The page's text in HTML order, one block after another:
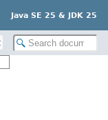
Java SE 25 & JDK 25